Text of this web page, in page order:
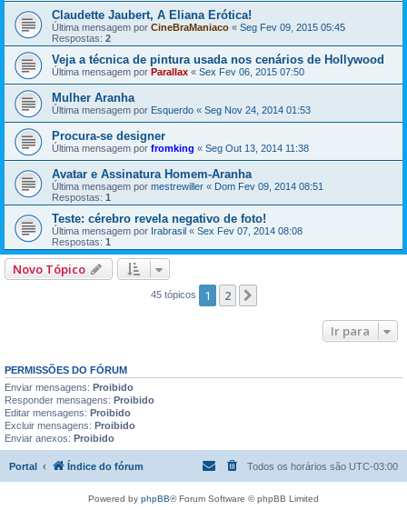
Claudette Jaubert, A Eliana Erótica!
Última mensagem por CineBraManiaco « Seg Fev 09, 2015 05:45
Respostas: 2
Veja a técnica de pintura usada nos cenários de Hollywood
Última mensagem por Parallax « Sex Fev 06, 2015 07:50
Mulher Aranha
Última mensagem por Esquerdo « Seg Nov 24, 2014 01:53
Procura-se designer
Última mensagem por fromking « Seg Out 13, 2014 11:38
Avatar e Assinatura Homem-Aranha
Última mensagem por mestrewiller « Dom Fev 09, 2014 08:51
Respostas: 1
Teste: cérebro revela negativo de foto!
Última mensagem por Irabrasil « Sex Fev 07, 2014 08:08
Respostas: 1
Novo Tópico
45 tópicos 1 2
Ir para
PERMISSÕES DO FÓRUM
Enviar mensagens: Proibido
Responder mensagens: Proibido
Editar mensagens: Proibido
Excluir mensagens: Proibido
Enviar anexos: Proibido
Portal Índice do fórum Todos os horários são UTC-03:00
Powered by phpBB® Forum Software © phpBB Limited